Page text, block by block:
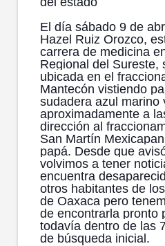
El día sábado 9 de
Hazel Ruiz Orozco,
carrera de medicina
Regional del Sureste,
ubicada en el
Mantecón vistiendo
sudadera azul marino
aproximadamente a
dirección al
San Martín
papá. Desde que
volvimos a tener
encuentra
otros habitantes de
de Oaxaca pero
de encontrarla pronto
todavía dentro de las
de búsqueda inicial.